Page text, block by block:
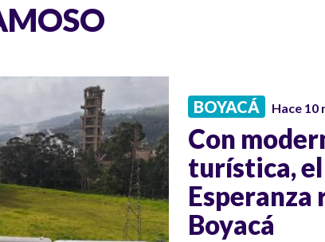
BOYACÁ Hace 10
Con
turística,
Esperanza
Boyacá